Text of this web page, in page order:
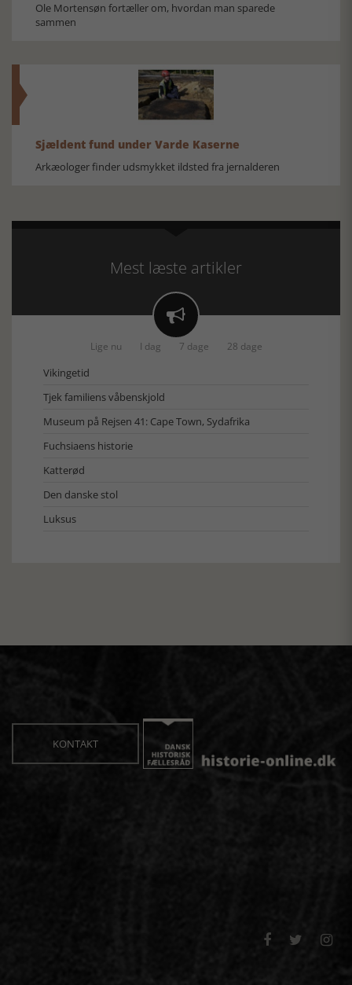
Ole Mortensøn fortæller om, hvordan man sparede
sammen
Sjældent fund under Varde Kaserne
Arkæologer finder udsmykket ildsted fra jernalderen
Mest læste artikler

Lige nu I dag 7 dage 28 dage
Vikingetid
Tjek familiens våbenskjold
Museum på Rejsen 41: Cape Town, Sydafrika
Fuchsiaens historie
Katterød
Den danske stol
Luksus
KONTAKT
  